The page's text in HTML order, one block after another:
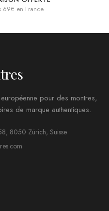
69€ en France
pour des montres,
de marque authentiques.
8050 Zürich, Suisse